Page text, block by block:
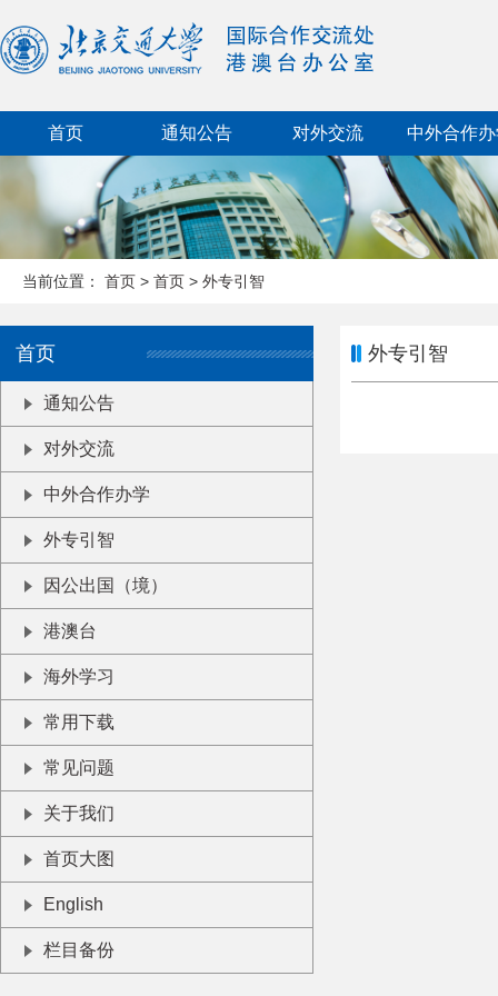
首页 通知公告 对外交流 中外合作
当前位置： 首页 > 首页 > 外专引智
首页
通知公告
对外交流
中外合作办学
外专引智
因公出国（境）
港澳台
海外学习
常用下载
常见问题
关于我们
首页大图
English
栏目备份
外专引智